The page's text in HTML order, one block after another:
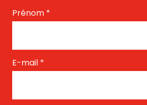
Prénom *
E-mail *